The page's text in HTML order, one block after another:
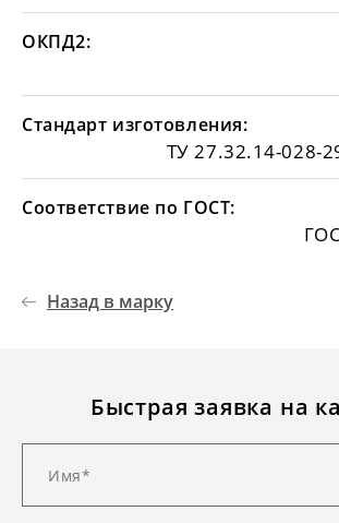
ОКПД2:
Стандарт изготовления:
ТУ 27.32.14-028-
Соответствие по ГОСТ:
Назад в марку
Быстрая заявка на